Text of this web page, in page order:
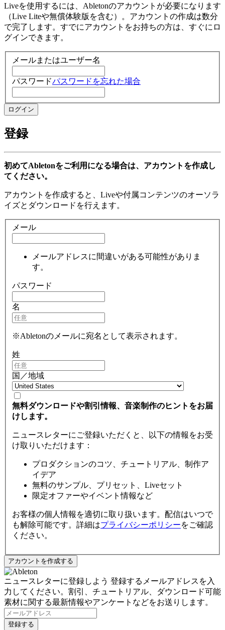
Liveを使用するには、Abletonのアカウントが必要になります
（Live Liteや無償体験版を含む）。アカウントの作成は数分
で完了します。すでにアカウントをお持ちの方は、すぐにロ
グインできます。
メールまたはユーザー名
パスワードパスワードを忘れた場合
登録
初めてAbletonをご利用になる場合は、アカウントを作成し
てください。
アカウントを作成すると、Liveや付属コンテンツのオーソラ
イズとダウンロードを行えます。
メール
メールアドレスに間違いがある可能性がありま
す。
パスワード
名
※Abletonのメールに宛名として表示されます。
姓
国／地域
無料ダウンロードや割引情報、音楽制作のヒントをお届
けします。
ニュースレターにご登録いただくと、以下の情報をお受
け取りいただけます：
プロダクションのコツ、チュートリアル、制作ア
イデア
無料のサンプル、プリセット、Liveセット
限定オファーやイベント情報など
お客様の個人情報を適切に取り扱います。配信はいつで
も解除可能です。詳細はプライバシーポリシーをご確認
ください。
ニュースレターに登録しよう 登録するメールアドレスを入
力してください。割引、チュートリアル、ダウンロード可能
素材に関する最新情報やアンケートなどをお送りします。